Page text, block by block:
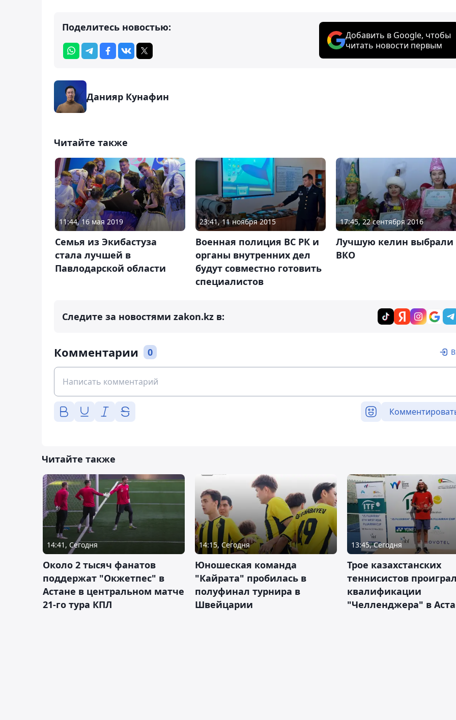
Поделитесь новостью:
Добавить в Google, чтобы
читать новости первым
Данияр Кунафин
Читайте также
11:44, 16 мая 2019
Семья из Экибастуза
стала лучшей в
Павлодарской области
23:41, 11 ноября 2015
Военная полиция ВС РК и
органы внутренних дел
будут совместно готовить
специалистов
17:45, 22 сентября 2016
Лучшую келин выбрали
ВКО
Следите за новостями zakon.kz в:
Комментарии 0
Читайте также
14:41, Сегодня
Около 2 тысяч фанатов
поддержат "Окжетпес" в
Астане в центральном матче
21-го тура КПЛ
14:15, Сегодня
Юношеская команда
"Кайрата" пробилась в
полуфинал турнира в
Швейцарии
13:45, Сегодня
Трое казахстанских
теннисистов
квалификации
"Челленджера" в